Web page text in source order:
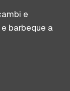
e
barbeque a